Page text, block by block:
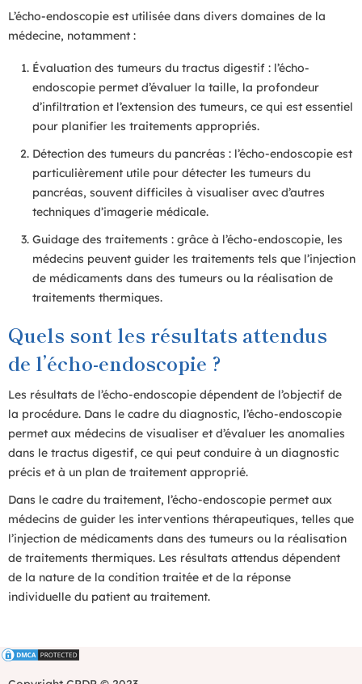
L’écho-endoscopie est utilisée dans divers domaines de la
médecine, notamment :
Évaluation des tumeurs du tractus digestif : l’écho-
endoscopie permet d’évaluer la taille, la profondeur
d’infiltration et l’extension des tumeurs, ce qui est essentiel
pour planifier les traitements appropriés.
Détection des tumeurs du pancréas : l’écho-endoscopie est
particulièrement utile pour détecter les tumeurs du
pancréas, souvent difficiles à visualiser avec d’autres
techniques d’imagerie médicale.
Guidage des traitements : grâce à l’écho-endoscopie, les
médecins peuvent guider les traitements tels que l’injection
de médicaments dans des tumeurs ou la réalisation de
traitements thermiques.
Quels sont les résultats attendus
de l’écho-endoscopie ?
Les résultats de l’écho-endoscopie dépendent de l’objectif de
la procédure. Dans le cadre du diagnostic, l’écho-endoscopie
permet aux médecins de visualiser et d’évaluer les anomalies
dans le tractus digestif, ce qui peut conduire à un diagnostic
précis et à un plan de traitement approprié.
Dans le cadre du traitement, l’écho-endoscopie permet aux
médecins de guider les interventions thérapeutiques, telles que
l’injection de médicaments dans des tumeurs ou la réalisation
de traitements thermiques. Les résultats attendus dépendent
de la nature de la condition traitée et de la réponse
individuelle du patient au traitement.